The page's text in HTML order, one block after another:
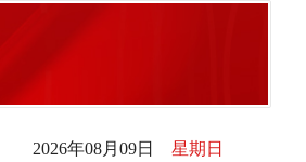
2026年08月09日 星期日